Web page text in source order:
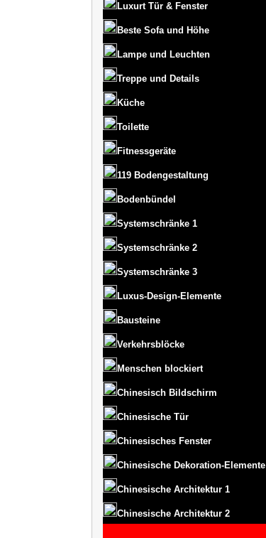
Luxurt Tür & Fenster
Beste Sofa und Höhe
Lampe und Leuchten
Treppe und Details
Küche
Toilette
Fitnessgeräte
119 Bodengestaltung
Bodenbündel
Systemschränke 1
Systemschränke 2
Systemschränke 3
Luxus-Design-Elemente
Bausteine
Verkehrsblöcke
Menschen blockiert
Chinesisch Bildschirm
Chinesische Tür
Chinesisches Fenster
Chinesische Dekoration-Elemente
Chinesische Architektur 1
Chinesische Architektur 2